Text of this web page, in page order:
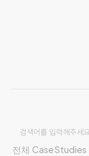
전체 Case Studies